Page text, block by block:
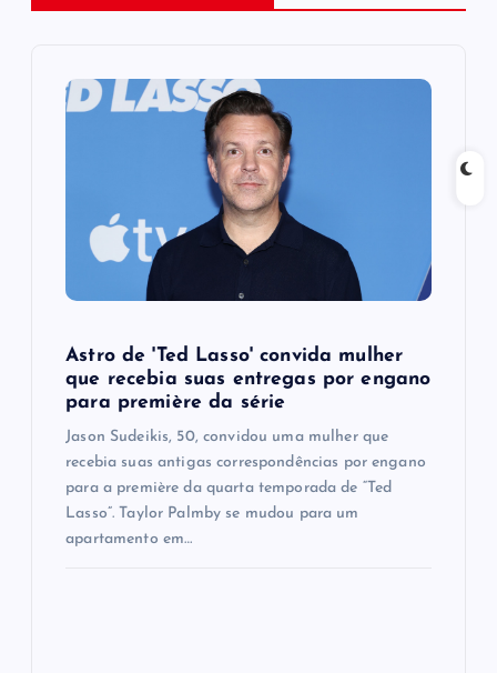
Astro de 'Ted Lasso' convida mulher
que recebia suas entregas por engano
para première da série
Jason Sudeikis, 50, convidou uma mulher que
recebia suas antigas correspondências por engano
para a première da quarta temporada de “Ted
Lasso”. Taylor Palmby se mudou para um
apartamento em…